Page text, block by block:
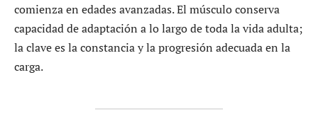
comienza en edades avanzadas. El músculo conserva
capacidad de adaptación a lo largo de toda la vida adulta;
la clave es la constancia y la progresión adecuada en la
carga.